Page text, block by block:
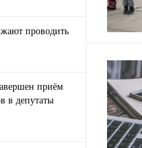
проводить
приём
в депутаты